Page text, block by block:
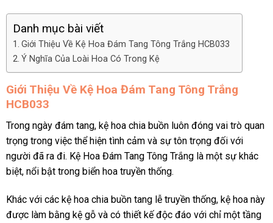
Danh mục bài viết
Giới Thiệu Về Kệ Hoa Đám Tang Tông Trắng HCB033
Ý Nghĩa Của Loài Hoa Có Trong Kệ
Giới Thiệu Về Kệ Hoa Đám Tang Tông Trắng
HCB033
Trong ngày đám tang, kệ hoa chia buồn luôn đóng vai trò quan
trọng trong việc thể hiện tình cảm và sự tôn trọng đối với
người đã ra đi. Kệ Hoa Đám Tang Tông Trắng là một sự khác
biệt, nổi bật trong biển hoa truyền thống.
Khác với các kệ hoa chia buồn tang lễ truyền thống, kệ hoa này
được làm bằng kệ gỗ và có thiết kế độc đáo với chỉ một tầng